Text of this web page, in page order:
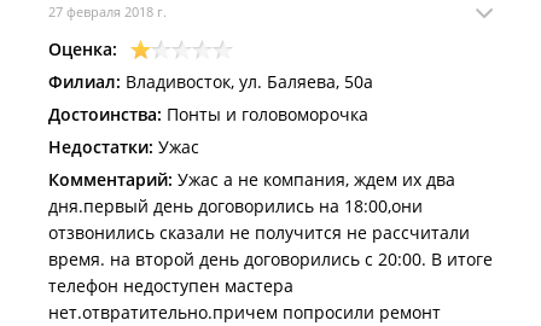
27 февраля 2018 г.
Оценка:
Филиал: Владивосток, ул. Баляева, 50а
Достоинства: Понты и головоморочка
Недостатки: Ужас
Комментарий: Ужас а не компания, ждем их два
дня.первый день договорились на 18:00,они
отзвонились сказали не получится не рассчитали
время. на второй день договорились с 20:00. В итоге
телефон недоступен мастера
нет.отвратительно.причем попросили ремонт